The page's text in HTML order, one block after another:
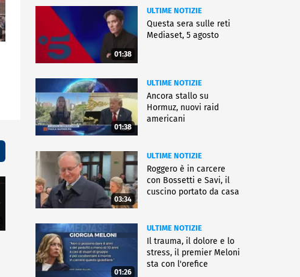
01:38
ULTIME NOTIZIE
Questa sera sulle reti
Mediaset, 5 agosto
01:38
ULTIME NOTIZIE
Ancora stallo su
Hormuz, nuovi raid
americani
03:34
ULTIME NOTIZIE
Roggero è in carcere
con Bossetti e Savi, il
cuscino portato da casa
01:26
ULTIME NOTIZIE
Il trauma, il dolore e lo
stress, il premier Meloni
sta con l'orefice